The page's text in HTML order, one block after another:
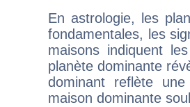
En astrologie, les
fondamentales, les
maisons indiquent
planète dominante
dominant reflète
maison dominante